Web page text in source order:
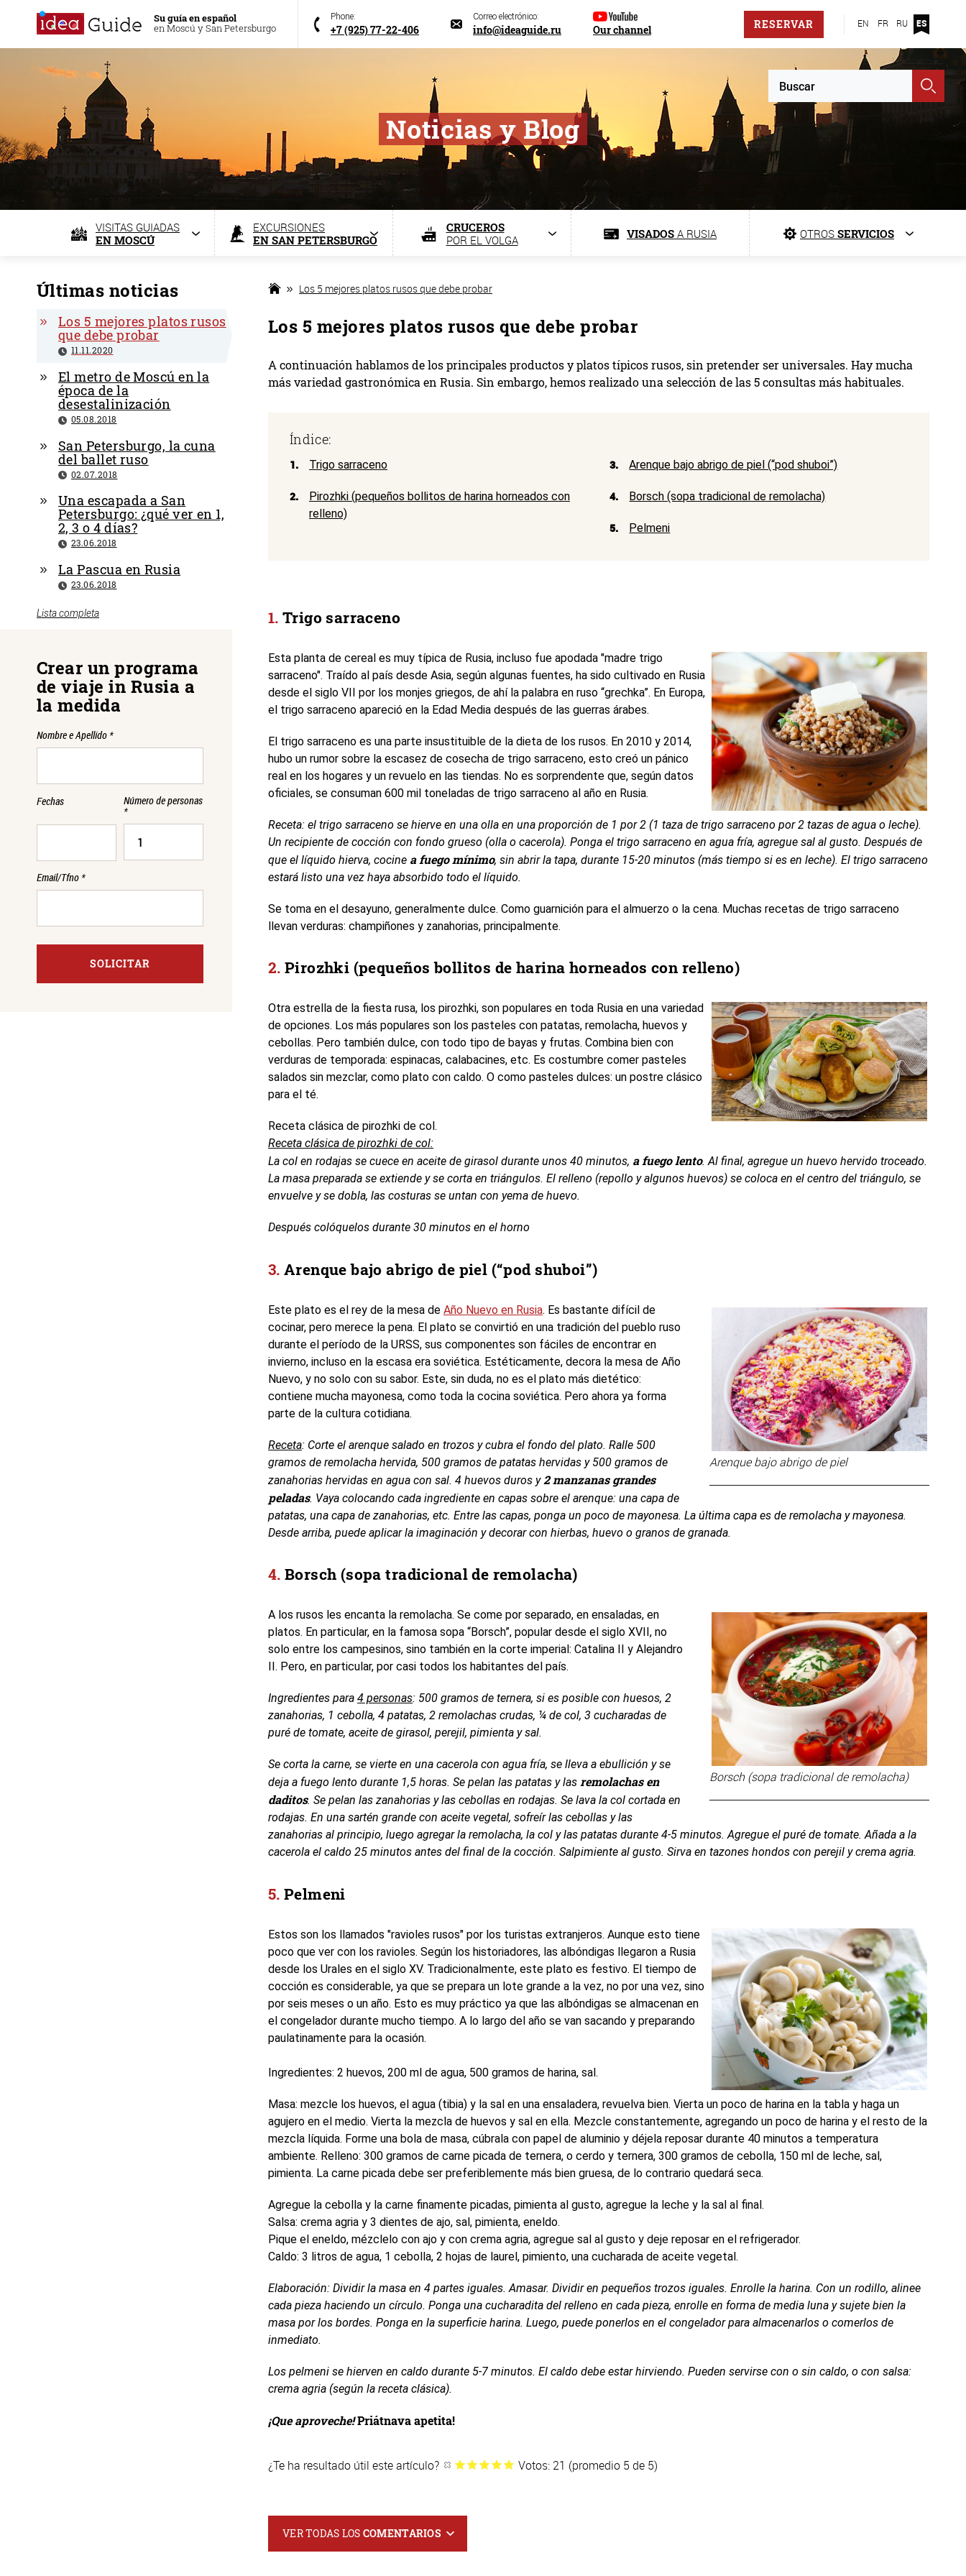
Su guía en español
en Moscú y San Petersburgo
Phone:
+7 (925) 77-22-406
Correo electrónico:
info@ideaguide.ru Our channel RESERVAR EN FR RU ES
Noticias y Blog
VISITAS GUIADAS
EN MOSCÚ
EXCURSIONES
EN SAN PETERSBURGO
CRUCEROS
POR EL VOLGA
VISADOS A RUSIA OTROS SERVICIOS
Los 5 mejores platos rusos que debe probar
Los 5 mejores platos rusos que debe probar
A continuación hablamos de los principales productos y platos típicos rusos, sin pretender ser universales. Hay mucha
más variedad gastronómica en Rusia. Sin embargo, hemos realizado una selección de las 5 consultas más habituales.
Índice:
1. Trigo sarraceno
2.
Pirozhki (pequeños bollitos de harina horneados con
relleno)
3. Arenque bajo abrigo de piel (“pod shuboi”)
4. Borsch (sopa tradicional de remolacha)
5. Pelmeni
Trigo sarraceno
Esta planta de cereal es muy típica de Rusia, incluso fue apodada "madre trigo
sarraceno". Traído al país desde Asia, según algunas fuentes, ha sido cultivado en Rusia
desde el siglo VII por los monjes griegos, de ahí la palabra en ruso “grechka”. En Europa,
el trigo sarraceno apareció en la Edad Media después de las guerras árabes.
El trigo sarraceno es una parte insustituible de la dieta de los rusos. En 2010 y 2014,
hubo un rumor sobre la escasez de cosecha de trigo sarraceno, esto creó un pánico
real en los hogares y un revuelo en las tiendas. No es sorprendente que, según datos
oficiales, se consuman 600 mil toneladas de trigo sarraceno al año en Rusia.
Receta: el trigo sarraceno se hierve en una olla en una proporción de 1 por 2 (1 taza de trigo sarraceno por 2 tazas de agua o leche).
Un recipiente de cocción con fondo grueso (olla o cacerola). Ponga el trigo sarraceno en agua fría, agregue sal al gusto. Después de
que el líquido hierva, cocine a fuego mínimo, sin abrir la tapa, durante 15-20 minutos (más tiempo si es en leche). El trigo sarraceno
estará listo una vez haya absorbido todo el líquido.
Se toma en el desayuno, generalmente dulce. Como guarnición para el almuerzo o la cena. Muchas recetas de trigo sarraceno
llevan verduras: champiñones y zanahorias, principalmente.
Pirozhki (pequeños bollitos de harina horneados con relleno)
Otra estrella de la fiesta rusa, los pirozhki, son populares en toda Rusia en una variedad
de opciones. Los más populares son los pasteles con patatas, remolacha, huevos y
cebollas. Pero también dulce, con todo tipo de bayas y frutas. Combina bien con
verduras de temporada: espinacas, calabacines, etc. Es costumbre comer pasteles
salados sin mezclar, como plato con caldo. O como pasteles dulces: un postre clásico
para el té.
Receta clásica de pirozhki de col.
Receta clásica de pirozhki de col:
La col en rodajas se cuece en aceite de girasol durante unos 40 minutos, a fuego lento. Al final, agregue un huevo hervido troceado.
La masa preparada se extiende y se corta en triángulos. El relleno (repollo y algunos huevos) se coloca en el centro del triángulo, se
envuelve y se dobla, las costuras se untan con yema de huevo.
Después colóquelos durante 30 minutos en el horno
Arenque bajo abrigo de piel (“pod shuboi”)
Arenque bajo abrigo de piel
Este plato es el rey de la mesa de Año Nuevo en Rusia. Es bastante difícil de
cocinar, pero merece la pena. El plato se convirtió en una tradición del pueblo ruso
durante el período de la URSS, sus componentes son fáciles de encontrar en
invierno, incluso en la escasa era soviética. Estéticamente, decora la mesa de Año
Nuevo, y no solo con su sabor. Este, sin duda, no es el plato más dietético:
contiene mucha mayonesa, como toda la cocina soviética. Pero ahora ya forma
parte de la cultura cotidiana.
Receta: Corte el arenque salado en trozos y cubra el fondo del plato. Ralle 500
gramos de remolacha hervida, 500 gramos de patatas hervidas y 500 gramos de
zanahorias hervidas en agua con sal. 4 huevos duros y 2 manzanas grandes
peladas. Vaya colocando cada ingrediente en capas sobre el arenque: una capa de
patatas, una capa de zanahorias, etc. Entre las capas, ponga un poco de mayonesa. La última capa es de remolacha y mayonesa.
Desde arriba, puede aplicar la imaginación y decorar con hierbas, huevo o granos de granada.
Borsch (sopa tradicional de remolacha)
Borsch (sopa tradicional de remolacha)
A los rusos les encanta la remolacha. Se come por separado, en ensaladas, en
platos. En particular, en la famosa sopa “Borsch”, popular desde el siglo XVII, no
solo entre los campesinos, sino también en la corte imperial: Catalina II y Alejandro
II. Pero, en particular, por casi todos los habitantes del país.
Ingredientes para 4 personas: 500 gramos de ternera, si es posible con huesos, 2
zanahorias, 1 cebolla, 4 patatas, 2 remolachas crudas, ¼ de col, 3 cucharadas de
puré de tomate, aceite de girasol, perejil, pimienta y sal.
Se corta la carne, se vierte en una cacerola con agua fría, se lleva a ebullición y se
deja a fuego lento durante 1,5 horas. Se pelan las patatas y las remolachas en
daditos. Se pelan las zanahorias y las cebollas en rodajas. Se lava la col cortada en
rodajas. En una sartén grande con aceite vegetal, sofreír las cebollas y las
zanahorias al principio, luego agregar la remolacha, la col y las patatas durante 4-5 minutos. Agregue el puré de tomate. Añada a la
cacerola el caldo 25 minutos antes del final de la cocción. Salpimiente al gusto. Sirva en tazones hondos con perejil y crema agria.
Pelmeni
Estos son los llamados "ravioles rusos" por los turistas extranjeros. Aunque esto tiene
poco que ver con los ravioles. Según los historiadores, las albóndigas llegaron a Rusia
desde los Urales en el siglo XV. Tradicionalmente, este plato es festivo. El tiempo de
cocción es considerable, ya que se prepara un lote grande a la vez, no por una vez, sino
por seis meses o un año. Esto es muy práctico ya que las albóndigas se almacenan en
el congelador durante mucho tiempo. A lo largo del año se van sacando y preparando
paulatinamente para la ocasión.
Ingredientes: 2 huevos, 200 ml de agua, 500 gramos de harina, sal.
Masa: mezcle los huevos, el agua (tibia) y la sal en una ensaladera, revuelva bien. Vierta un poco de harina en la tabla y haga un
agujero en el medio. Vierta la mezcla de huevos y sal en ella. Mezcle constantemente, agregando un poco de harina y el resto de la
mezcla líquida. Forme una bola de masa, cúbrala con papel de aluminio y déjela reposar durante 40 minutos a temperatura
ambiente. Relleno: 300 gramos de carne picada de ternera, o cerdo y ternera, 300 gramos de cebolla, 150 ml de leche, sal,
pimienta. La carne picada debe ser preferiblemente más bien gruesa, de lo contrario quedará seca.
Agregue la cebolla y la carne finamente picadas, pimienta al gusto, agregue la leche y la sal al final.
Salsa: crema agria y 3 dientes de ajo, sal, pimienta, eneldo.
Pique el eneldo, mézclelo con ajo y con crema agria, agregue sal al gusto y deje reposar en el refrigerador.
Caldo: 3 litros de agua, 1 cebolla, 2 hojas de laurel, pimiento, una cucharada de aceite vegetal.
Elaboración: Dividir la masa en 4 partes iguales. Amasar. Dividir en pequeños trozos iguales. Enrolle la harina. Con un rodillo, alinee
cada pieza haciendo un círculo. Ponga una cucharadita del relleno en cada pieza, enrolle en forma de media luna y sujete bien la
masa por los bordes. Ponga en la superficie harina. Luego, puede ponerlos en el congelador para almacenarlos o comerlos de
inmediato.
Los pelmeni se hierven en caldo durante 5-7 minutos. El caldo debe estar hirviendo. Pueden servirse con o sin caldo, o con salsa:
crema agria (según la receta clásica).
¡Que aproveche!Priátnava apetita!
¿Te ha resultado útil este artículo? Votos: 21 (promedio 5 de 5)
VER TODAS LOS COMENTARIOS
Últimas noticias
Los 5 mejores platos rusos
que debe probar
11.11.2020
El metro de Moscú en la
época de la
desestalinización
05.08.2018
San Petersburgo, la cuna
del ballet ruso
02.07.2018
Una escapada a San
Petersburgo: ¿qué ver en 1,
2, 3 o 4 días?
23.06.2018
La Pascua en Rusia
23.06.2018
Lista completa
Crear un programa
de viaje in Rusia a
la medida
Nombre e Apellido *
Fechas Número de personas
*
Email/Tfno *
SOLICITAR